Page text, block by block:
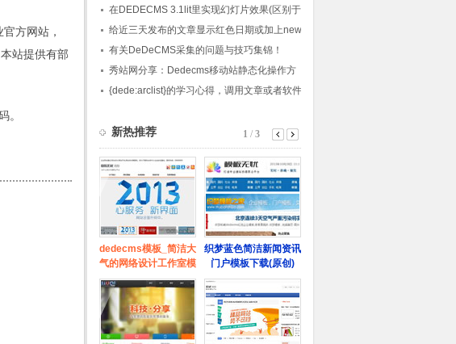
方网站，
站提供有部
。
在DEDECMS 3.1lit里实现幻灯片效果(区别于
官方，增添了选择按钮)
给近三天发布的文章显示红色日期或加上new
字或小图片
有关DeDeCMS采集的问题与技巧集锦！
秀站网分享：Dedecms移动站静态化操作方
法
{dede:arclist}的学习心得，调用文章或者软件